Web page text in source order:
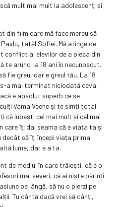
mult mai mult la adolescenți și
din film care mă face mereu să
tatăl Sofiei. Mă atinge de
conflict al elevilor de a pleca din
te arunci la 18 ani în necunoscut.
fie greu, dar e greul tău. La 18
a mai terminat niciodată ceva.
e absolut superb ce se
Vama Veche și te simți total
că iubești cel mai mult și cel mai
care îți dai seama că e viața ta și
decât să îți începi viața prima
lume, dar e a ta.
de mediul în care trăiești, că e o
mai severi, că ai niște părinți
pe lângă, să nu o pierzi pe
Tu cântă dacă vrei să cânți,